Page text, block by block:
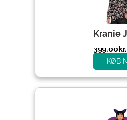
Kranie
399.00kr.
KØB